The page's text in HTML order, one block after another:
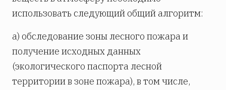
использовать следующий общий алгоритм:
а) обследование зоны лесного пожара и
получение исходных данных
(экологического паспорта лесной
территории в зоне пожара), в том числе,